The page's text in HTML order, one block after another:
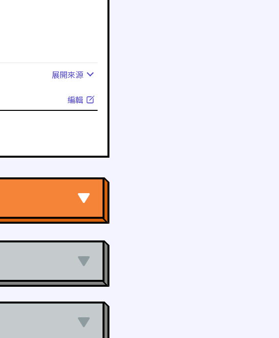
展開來源
編輯